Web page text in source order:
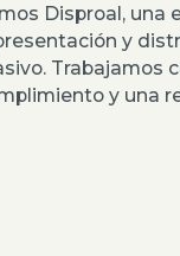
Disproal, una
y
Trabajamos
y una